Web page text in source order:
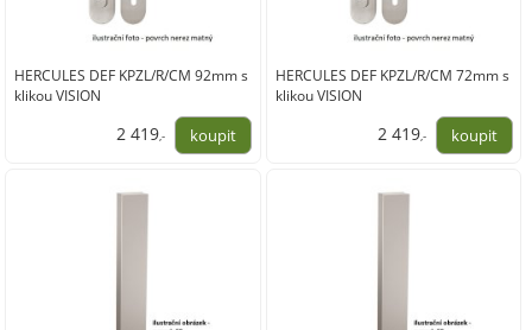
HERCULES DEF KPZL/R/CM 92mm s
klikou VISION
2 419,-
HERCULES DEF KPZL/R/CM 72mm s
klikou VISION
2 419,-